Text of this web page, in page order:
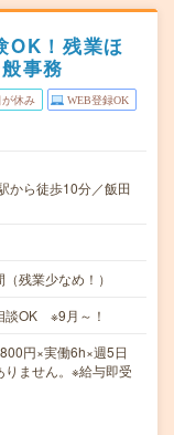
OK！残業ほ
事務
が休み WEB登録OK
から徒歩10分／飯田
残業少なめ！）
OK ※9月～！
円×実働6h×週5日
ません。※給与即受